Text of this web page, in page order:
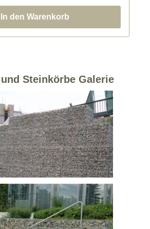
In den Warenkorb
Steinkörbe Galerie